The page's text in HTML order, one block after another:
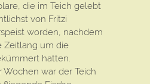
die im Teich gelebt
von Fritzi
worden, nachdem
Zeitlang um die
hatten.
war der Teich